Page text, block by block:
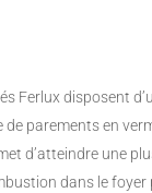
Ferlux disposent
parements en
d’atteindre une
dans le